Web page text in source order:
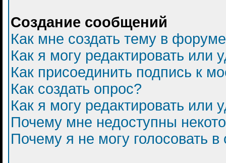
Создание сообщений
Как мне создать тему в
Как я могу редактировать или
Как присоединить подпись к
Как создать опрос?
Как я могу редактировать или
Почему мне недоступны
Почему я не могу голосовать в